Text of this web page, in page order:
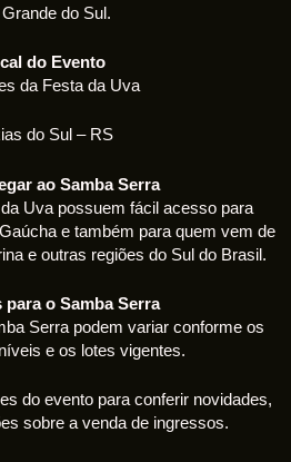
do Sul.
do Evento
da Festa da Uva
do Sul – RS
ao Samba Serra
Uva possuem fácil acesso para
e também para quem vem de
e outras regiões do Sul do Brasil.
para o Samba Serra
Serra podem variar conforme os
e os lotes vigentes.
do evento para conferir novidades,
sobre a venda de ingressos.